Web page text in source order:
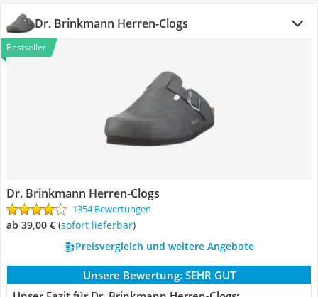
Dr. Brinkmann Herren-Clogs
Bestseller
Dr. Brinkmann Herren-Clogs
1354 Bewertungen
ab 39,00 € ( Sofort lieferbar)
Preisvergleich und weitere Angebote
Unsere Bewertung: SEHR GUT